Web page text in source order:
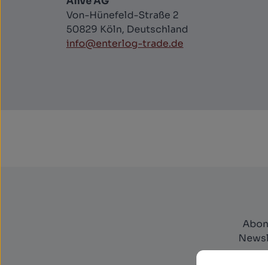
Von-Hünefeld-Straße 2
50829 Köln, Deutschland
info@enterlog-trade.de